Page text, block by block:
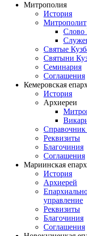
Митрополия
История
Митрополит
Слово
Святые
Святыни
Семинария
Соглашения
Кемеровская
История
Архиереи
Реквизиты
Благочиния
Соглашения
Мариинская
История
Архиерей
управление
Реквизиты
Благочиния
Соглашения